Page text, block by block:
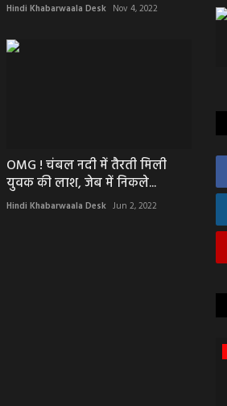
Hindi Khabarwaala Desk Nov 4, 2022
OMG ! चंबल नदी में तैरती मिली
युवक की लाश, जेब में निकले...
Hindi Khabarwaala Desk Jun 2, 2022